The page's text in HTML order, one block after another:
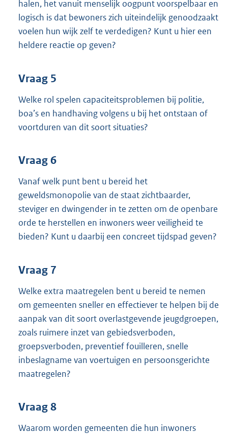
halen, het vanuit menselijk oogpunt voorspelbaar en
logisch is dat bewoners zich uiteindelijk genoodzaakt
voelen hun wijk zelf te verdedigen? Kunt u hier een
heldere reactie op geven?
Vraag 5
Welke rol spelen capaciteitsproblemen bij politie,
boa’s en handhaving volgens u bij het ontstaan of
voortduren van dit soort situaties?
Vraag 6
Vanaf welk punt bent u bereid het
geweldsmonopolie van de staat zichtbaarder,
steviger en dwingender in te zetten om de openbare
orde te herstellen en inwoners weer veiligheid te
bieden? Kunt u daarbij een concreet tijdspad geven?
Vraag 7
Welke extra maatregelen bent u bereid te nemen
om gemeenten sneller en effectiever te helpen bij de
aanpak van dit soort overlastgevende jeugdgroepen,
zoals ruimere inzet van gebiedsverboden,
groepsverboden, preventief fouilleren, snelle
inbeslagname van voertuigen en persoonsgerichte
maatregelen?
Vraag 8
Waarom worden gemeenten die hun inwoners